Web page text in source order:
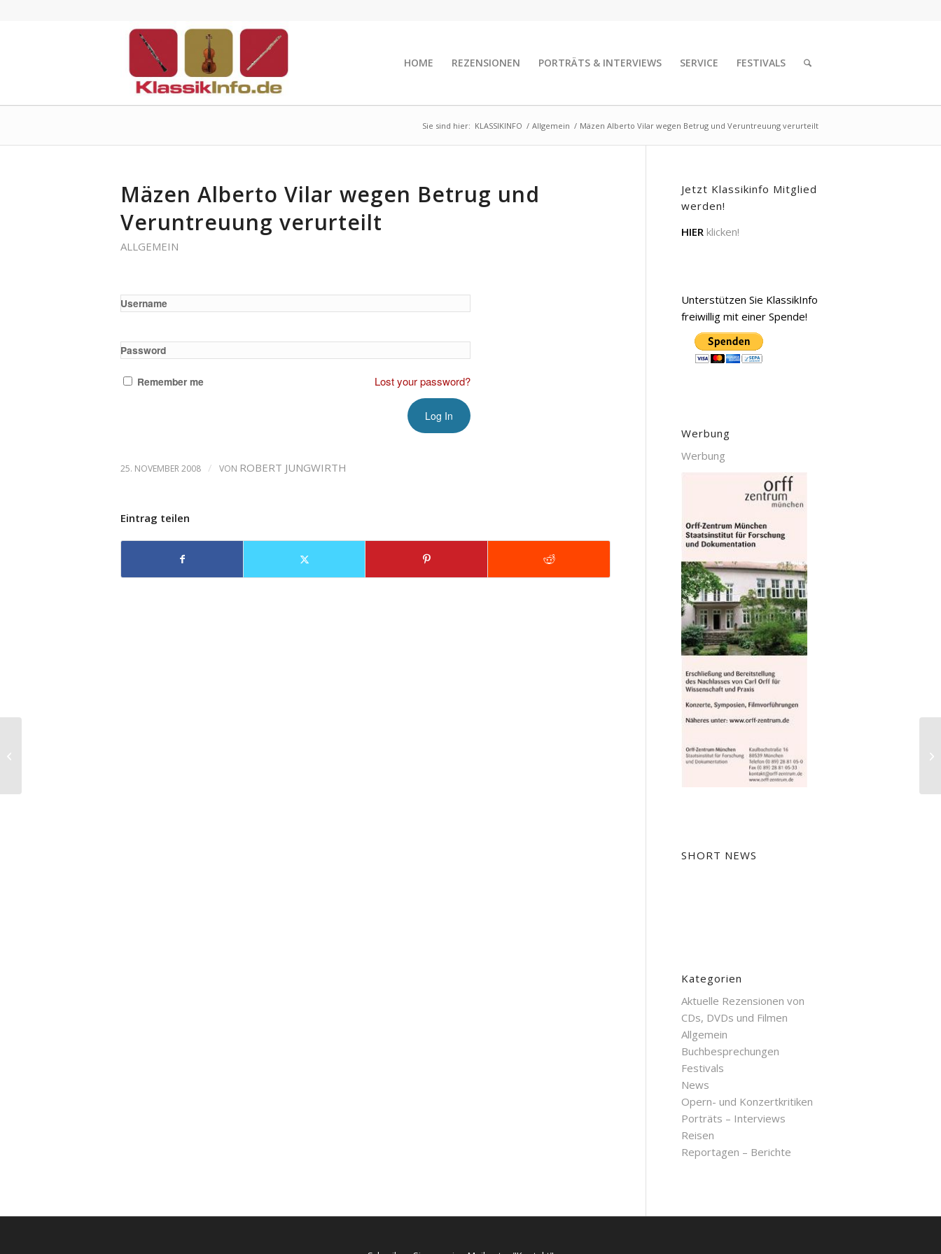
HOME REZENSIONEN PORTRÄTS & INTERVIEWS SERVICE FESTIVALS
Sie sind hier: KLASSIKINFO / Allgemein / Mäzen Alberto Vilar wegen Betrug und Veruntreuung verurteilt
Mäzen Alberto Vilar wegen Betrug und
Veruntreuung verurteilt
ALLGEMEIN
Username
Password
Remember me Lost your password?
25. NOVEMBER 2008 / VON ROBERT JUNGWIRTH
Eintrag teilen
Jetzt Klassikinfo Mitglied
werden!
HIER klicken!
Unterstützen Sie KlassikInfo
freiwillig mit einer Spende!
Werbung
Werbung
SHORT NEWS
Kategorien
Aktuelle Rezensionen von
CDs, DVDs und Filmen
Allgemein
Buchbesprechungen
Festivals
News
Opern- und Konzertkritiken
Porträts – Interviews
Reisen
Reportagen – Berichte